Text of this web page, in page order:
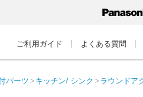
ご利用ガイド よくある質問
パーツ キッチン/ シンク ラウンドア